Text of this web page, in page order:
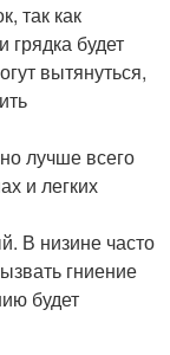
так как
грядка будет
вытянуться,
лучше всего
и легких
В низине часто
гниение
будет